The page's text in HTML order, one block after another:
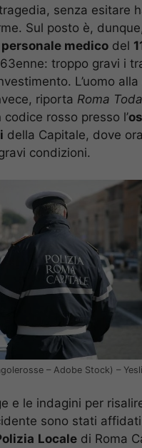
senza esitare
Sul posto è, dunque,
personale medico del
troppo gravi i
L’uomo
riporta Roma
rosso presso l’
della Capitale, dove
condizioni.
– Adobe Stock) –
e le indagini per
sono stati
Locale di Roma